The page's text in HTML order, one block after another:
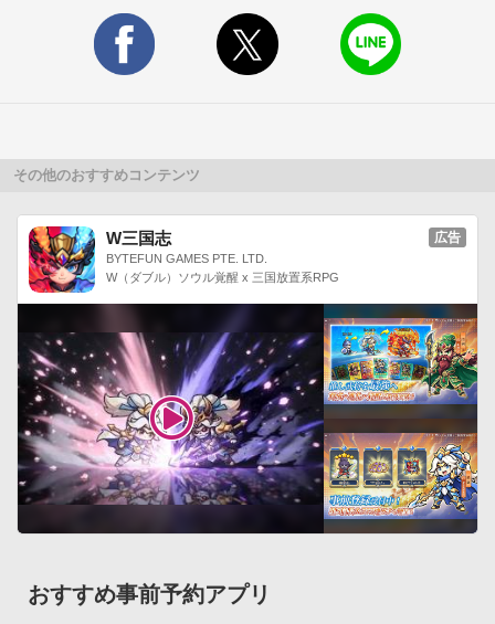
ている方▼その他の注意事項
・当アプリはデータ等の復旧は対応いたしません。データ・ア
今後とも完全無料でアプリを提供し続けるため、何卒、ご理解
・甘茶の音楽工房 http://amachamusic.chagasi.com/
・ポケットサウンド　http://pocket-se.info/
・クラゲ工匠 http://www.kurage-kosho.info/
その他のおすすめコンテンツ
W三国志
BYTEFUN GAMES PTE. LTD.
W（ダブル）ソウル覚醒 x 三国放置系RPG
広告
おすすめ事前予約アプリ